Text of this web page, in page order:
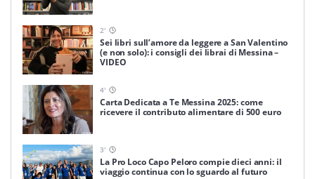
2'
Sei libri sull’amore da leggere a San Valentino
(e non solo): i consigli dei librai di Messina –
VIDEO
4'
Carta Dedicata a Te Messina 2025: come
ricevere il contributo alimentare di 500 euro
3'
La Pro Loco Capo Peloro compie dieci anni: il
viaggio continua con lo sguardo al futuro